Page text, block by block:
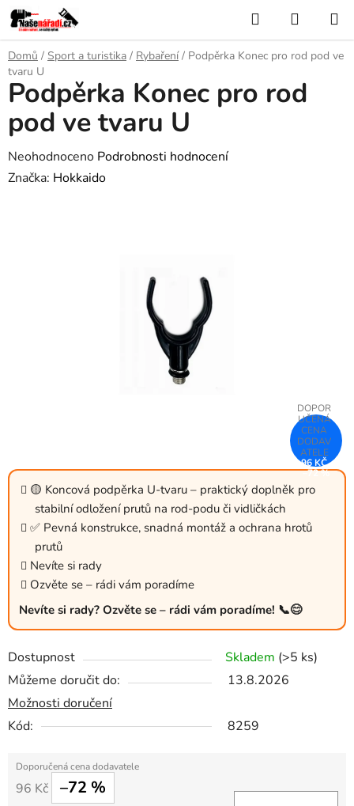
Přejít
na
obsah
Hledat
KOŠÍK
Domů / Sport a turistika / Rybaření / Podpěrka Konec pro rod pod ve
tvaru U
🟡 Koncová podpěrka U‑tvaru – praktický doplněk pro
stabilní odložení prutů na rod‑podu či vidličkách
✅ Pevná konstrukce, snadná montáž a ochrana hrotů
prutů
Nevíte si rady
Ozvěte se – rádi vám poradíme
Nevíte si rady? Ozvěte se – rádi vám poradíme! 📞😊
Dostupnost Skladem (>5 ks)
Můžeme doručit do:
13.8.2026
Možnosti doručení
Kód:
8259
96 Kč –72 %
Podpěrka Konec pro rod
pod ve tvaru U
Průměrné
hodnocení
Neohodnoceno Podrobnosti hodnocení
Značka: Hokkaido
96 KČ
–72 %